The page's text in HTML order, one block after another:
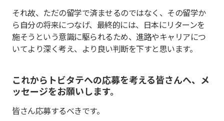
それ故、ただの留学で済ませるのではなく、その留学か
ら自分の将来につなげ、最終的には、日本にリターンを
施そうという意識に駆られるため、進路やキャリアにつ
いてより深く考え、より良い判断を下すと思います。
これからトビタテへの応募を考える皆さんへ、メ
ッセージをお願いします。
皆さん応募するべきです。